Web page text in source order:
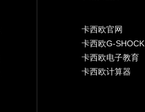
卡西欧官网
卡西欧G-SHOCK
卡西欧电子教育
卡西欧计算器